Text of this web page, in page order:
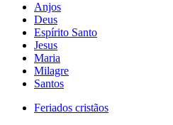
Anjos
Deus
Espírito Santo
Jesus
Maria
Milagre
Santos
Feriados cristãos